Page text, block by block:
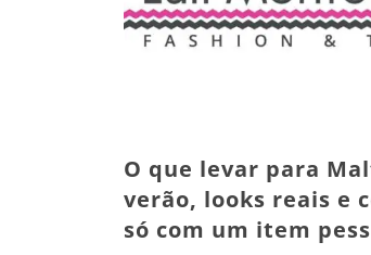
O que levar para
verão, looks reais e
só com um item